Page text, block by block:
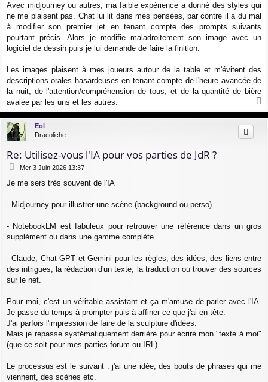
Avec midjourney ou autres, ma faible expérience a donné des styles qui
ne me plaisent pas. Chat lui lit dans mes pensées, par contre il a du mal
à modifier son premier jet en tenant compte des prompts suivants
pourtant précis. Alors je modifie maladroitement son image avec un
logiciel de dessin puis je lui demande de faire la finition.
Les images plaisent à mes joueurs autour de la table et m'évitent des
descriptions orales hasardeuses en tenant compte de l'heure avancée de
la nuit, de l'attention/compréhension de tous, et de la quantité de bière
avalée par les uns et les autres.
a
u
Eol
Dracoliche
Re: Utilisez-vous l'IA pour vos parties de JdR ?
M
s
a
Mer 3 Juin 2026 13:37
Je me sers très souvent de l'IA
- Midjourney pour illustrer une scène (background ou perso)
- NotebookLM est fabuleux pour retrouver une référence dans un gros
supplément ou dans une gamme complète.
- Claude, Chat GPT et Gemini pour les règles, des idées, des liens entre
des intrigues, la rédaction d'un texte, la traduction ou trouver des sources
sur le net.
Pour moi, c'est un véritable assistant et ça m'amuse de parler avec l'IA.
Je passe du temps à prompter puis à affiner ce que j'ai en tête.
J'ai parfois l'impression de faire de la sculpture d'idées.
Mais je repasse systématiquement derrière pour écrire mon "texte à moi"
(que ce soit pour mes parties forum ou IRL).
Le processus est le suivant : j'ai une idée, des bouts de phrases qui me
viennent, des scènes etc.